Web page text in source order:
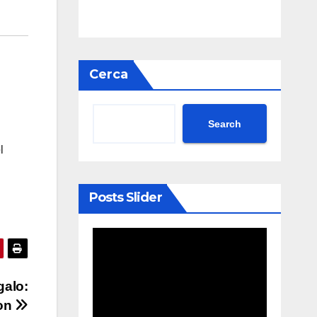
Cerca
Search
Posts Slider